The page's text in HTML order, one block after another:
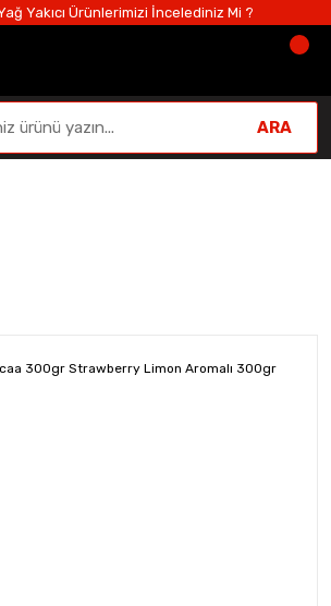
Yakıcı Ürünlerimizi İncelediniz Mi ?
ARA